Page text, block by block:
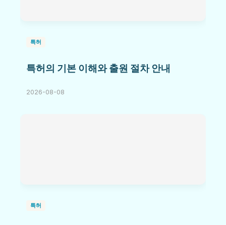
특허
특허의 기본 이해와 출원 절차 안내
2026-08-08
특허